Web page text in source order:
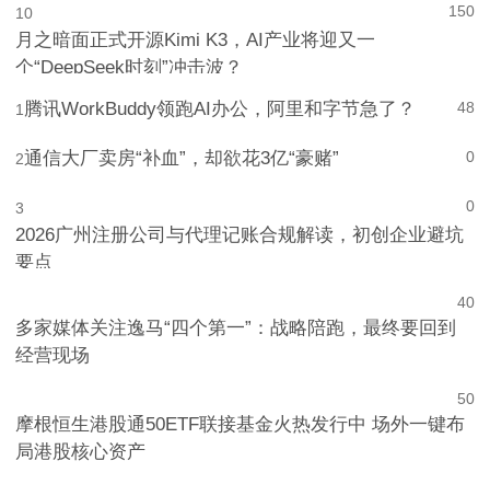
150
10
月之暗面正式开源Kimi K3，AI产业将迎又一
个“DeepSeek时刻”冲击波？
48
1腾讯WorkBuddy领跑AI办公，阿里和字节急了？
0
2通信大厂卖房“补血”，却欲花3亿“豪赌”
0
3
2026广州注册公司与代理记账合规解读，初创企业避坑
要点
0
4
多家媒体关注逸马“四个第一”：战略陪跑，最终要回到
经营现场
0
5
摩根恒生港股通50ETF联接基金火热发行中 场外一键布
局港股核心资产